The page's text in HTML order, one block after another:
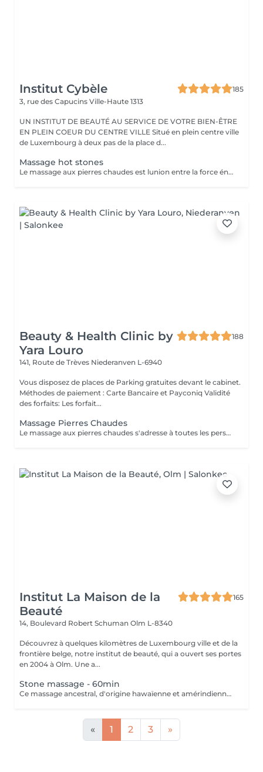
Institut Cybèle
185
3, rue des Capucins Ville-Haute 1313
UN INSTITUT DE BEAUTÉ AU SERVICE DE VOTRE BIEN-ÊTRE
EN PLEIN COEUR DU CENTRE VILLE Situé en plein centre ville
de Luxembourg à deux pas de la place d...
Massage hot stones
Le massage aux pierres chaudes est lunion entre la force énergétique des pierres, leurs chaleurs, leurs douceurs et la masseuse. Ce sont des pierres de basalte volcanique chauffées à une température entre 50 et 60 degrés. Ce massage permet de lâcher prise, soulage les douleurs et relâche les nuds musculaires.
Beauty & Health Clinic by
Yara Louro
188
141, Route de Trèves Niederanven L-6940
Vous disposez de places de Parking gratuites devant le cabinet.
Méthodes de paiement : Carte Bancaire et Payconiq Validité
des forfaits: Les forfait...
Massage Pierres Chaudes
Le massage aux pierres chaudes s'adresse à toutes les personnes souhaitant décompresser et lâcher prise. En plus de vous apporter une sensation de bien-être, le massage aux pierres chaudes vous procure les vertus thérapeutiques suivantes: - Génère un sentiment de bien-être et d'apaisement qui se prolonge après la séance - Relaxe les muscles en profondeur - Favorise l'oxygénation des tissus - Lutte contre le stress et la fatigue - Améliore la circulation sanguine - Augmente le métabolisme cellulaire - Stimule les fonctions lymphatiques (élimination des toxines)
Institut La Maison de la
Beauté
165
14, Boulevard Robert Schuman Olm L-8340
Découvrez à quelques kilomètres de Luxembourg ville et de la
frontière belge, notre institut de beauté, qui a ouvert ses portes
en 2004 à Olm. Une a...
Stone massage - 60min
Ce massage ancestral, d'origine hawaïenne et amérindienne, vous offre une synergie magique entre les mains de l'esthéticienne et la chaleur des pierres volcaniques en basaltes composées de laves pure pour une détente extrême. Une douce chaleur vous enveloppe et vous procure une sensation de bien-être. Avec leurs différentes vertus thérapeutiques, les pierres sont déposées sur les points sensibles et/ou douloureux du corps. Un lâché pris qui détoxifie l'organisme et améliore la circulation sanguine. Outre leur effet drainant et relaxant, elles stimulent les muscles et défont les nuds pour une sensation réconfortante.
« 1 2 3 »